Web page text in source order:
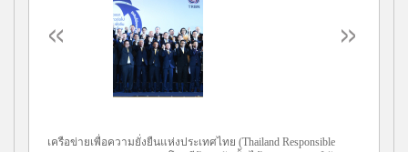
เครือข่ายเพื่อความยั่งยืนแห่งประเทศไทย (Thailand Responsible